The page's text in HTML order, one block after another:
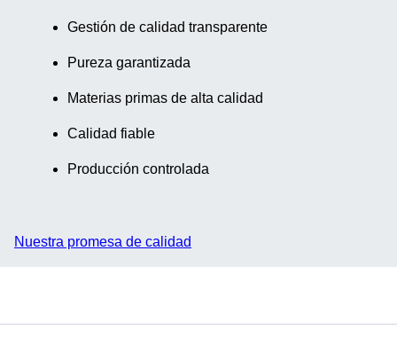
Gestión de calidad transparente
Pureza garantizada
Materias primas de alta calidad
Calidad fiable
Producción controlada
Nuestra promesa de calidad